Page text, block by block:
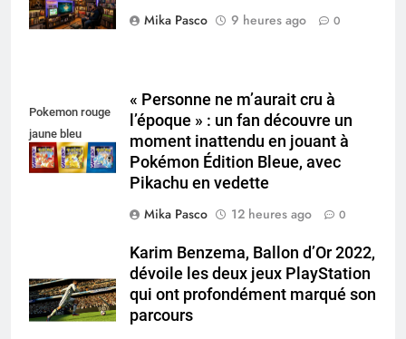
Mika Pasco
9 heures ago 0
Pokemon rouge
jaune bleu
« Personne ne m’aurait cru à
l’époque » : un fan découvre un
moment inattendu en jouant à
Pokémon Édition Bleue, avec
Pikachu en vedette
Mika Pasco
12 heures ago 0
Karim Benzema, Ballon d’Or 2022,
dévoile les deux jeux PlayStation
qui ont profondément marqué son
parcours